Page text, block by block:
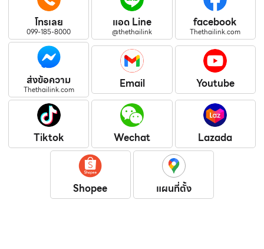
โทรเลย
099-185-8000
แอด Line
@thethailink
facebook
Thethailink.com
ส่งข้อความ
Thethailink.com Email Youtube
Tiktok Wechat Lazada
Shopee แผนที่ตั้ง